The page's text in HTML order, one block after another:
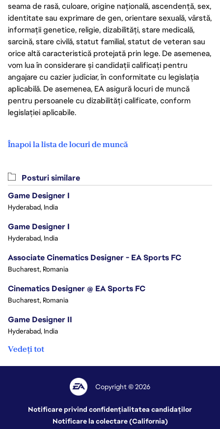
seama de rasă, culoare, origine națională, ascendență, sex,
identitate sau exprimare de gen, orientare sexuală, vârstă,
informații genetice, religie, dizabilități, stare medicală,
sarcină, stare civilă, statut familial, statut de veteran sau
orice altă caracteristică protejată prin lege. De asemenea,
vom lua în considerare și candidații calificați pentru
angajare cu cazier judiciar, în conformitate cu legislația
aplicabilă. De asemenea, EA asigură locuri de muncă
pentru persoanele cu dizabilități calificate, conform
legislației aplicabile.
Înapoi la lista de locuri de muncă
Posturi similare
Game Designer I
Hyderabad, India
Game Designer I
Hyderabad, India
Associate Cinematics Designer - EA Sports FC
Bucharest, Romania
Cinematics Designer @ EA Sports FC
Bucharest, Romania
Game Designer II
Hyderabad, India
Vedeți tot
Copyright © 2026
Notificare privind confidențialitatea candidaților
Notificare la colectare (California)